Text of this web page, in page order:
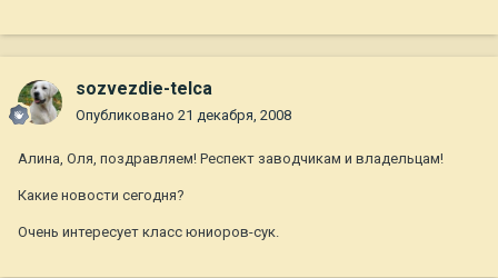
sozvezdie-telca
Опубликовано 21 декабря, 2008
Алина, Оля, поздравляем! Респект заводчикам и владельцам!
Какие новости сегодня?
Очень интересует класс юниоров-сук.